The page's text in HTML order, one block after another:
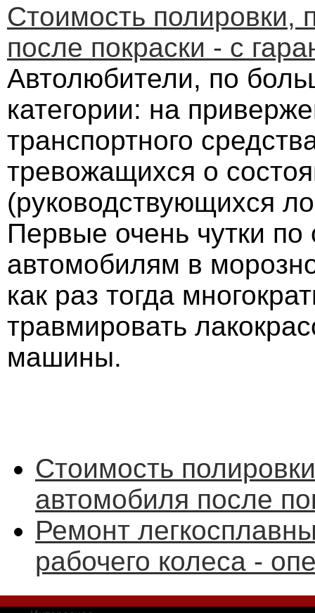
Стоимость полировки,
после покраски - с
Автолюбители, по
категории: на
транспортного
тревожащихся о
(руководствующихся
Первые очень чутки
автомобилям в
как раз тогда
травмировать
машины.
Стоимость
автомобиля после
Ремонт
рабочего колеса -